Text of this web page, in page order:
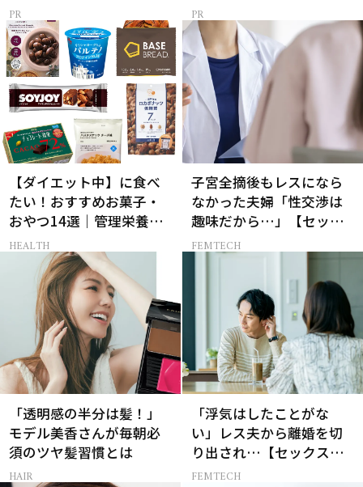
【ダイエット中】に食べ
たい！おすすめお菓子・
おやつ14選｜管理栄養士
監修
HEALTH
子宮全摘後もレスになら
なかった夫婦「性交渉は
趣味だから…」【セック
スレス AND THE CITY -女
たちの告白-】
FEMTECH
「透明感の半分は髪！」
モデル美香さんが毎朝必
須のツヤ髪習慣とは
HAIR
「浮気はしたことがな
い」レス夫から離婚を切
り出され…【セックスレ
ス AND THE CITY -女たち
FEMTECH